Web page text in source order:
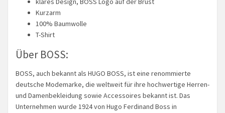
Kurzarm
100% Baumwolle
T-Shirt
Über BOSS:
BOSS, auch bekannt als HUGO BOSS, ist eine renommierte
deutsche Modemarke, die weltweit für ihre hochwertige Herren-
und Damenbekleidung sowie Accessoires bekannt ist. Das
Unternehmen wurde 1924 von Hugo Ferdinand Boss in